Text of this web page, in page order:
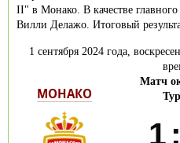
II" в Монако. В качестве
Вилли Делажо. Итоговый
1 сентября 2024 года,
МОНАКО
Матч
1 :